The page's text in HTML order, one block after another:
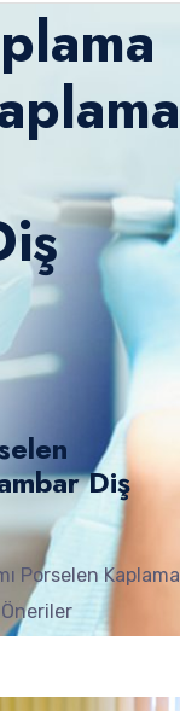
Diş
Porselen Kaplama